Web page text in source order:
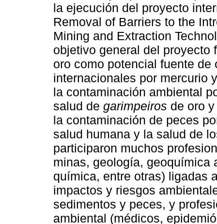
la ejecución del proyecto
Removal of Barriers to the
Mining and Extraction
objetivo general del proyecto
oro como potencial fuente
internacionales por mercurio
la contaminación ambiental
salud de garimpeiros de oro
la contaminación de peces
salud humana y la salud de
participaron muchos
minas, geología, geoquímica
química, entre otras) ligadas
impactos y riesgos
sedimentos y peces, y
ambiental (médicos,